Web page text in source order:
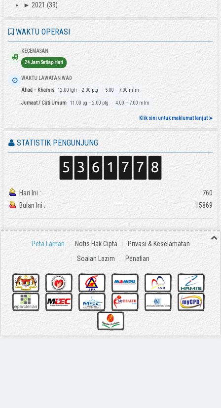
► 2021(39)
WAKTU OPERASI
KECEMASAN
24 Jam Setiap Hari
WAKTU LAWATAN WAD
Ahad – Khamis 12.00 tgh – 2.00 ptg 5.00 – 7.00 mlm
Jumaat / Cuti Umum 11.00 pg – 2.00 ptg 4.00 – 7.00 mlm
Klik sini untuk maklumat lanjut ➤
STATISTIK PENGUNJUNG
Hari Ini :
760
Bulan Ini :
15869
Peta Laman Notis Hak Cipta
Privasi & Keselamatan
Soalan Lazim
Penafian